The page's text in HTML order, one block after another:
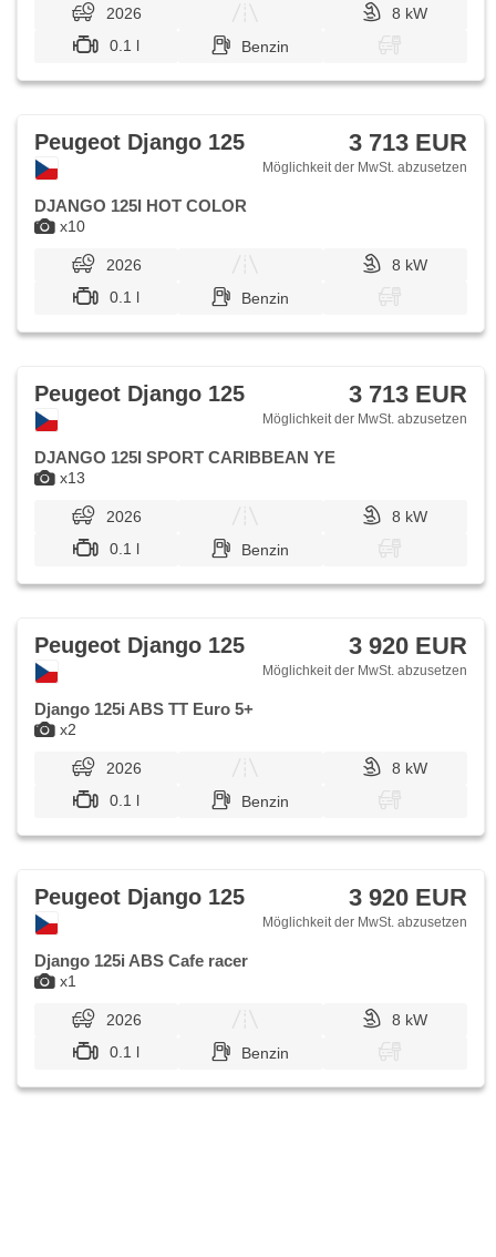
2026
8 kW
0.1 l
Benzin
x10
Peugeot Django 125 3 713 EUR
Möglichkeit der MwSt. abzusetzen
DJANGO 125I HOT COLOR
2026
8 kW
0.1 l
Benzin
x13
Peugeot Django 125 3 713 EUR
Möglichkeit der MwSt. abzusetzen
DJANGO 125I SPORT CARIBBEAN YE
2026
8 kW
0.1 l
Benzin
x2
Peugeot Django 125 3 920 EUR
Möglichkeit der MwSt. abzusetzen
Django 125i ABS TT Euro 5+
2026
8 kW
0.1 l
Benzin
x1
Peugeot Django 125 3 920 EUR
Möglichkeit der MwSt. abzusetzen
Django 125i ABS Cafe racer
2026
8 kW
0.1 l
Benzin